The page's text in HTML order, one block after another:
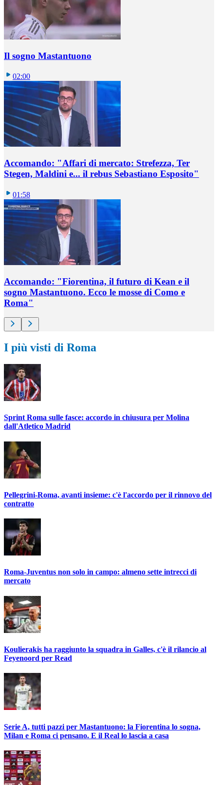
Il sogno Mastantuono
02:00
Accomando: "Affari di mercato: Strefezza, Ter
Stegen, Maldini e... il rebus Sebastiano Esposito"
01:58
Accomando: "Fiorentina, il futuro di Kean e il
sogno Mastantuono. Ecco le mosse di Como e
Roma"
I più visti di Roma
Sprint Roma sulle fasce: accordo in chiusura per Molina
dall'Atletico Madrid
Pellegrini-Roma, avanti insieme: c'è l'accordo per il rinnovo del
contratto
Roma-Juventus non solo in campo: almeno sette intrecci di
mercato
Koulierakis ha raggiunto la squadra in Galles, c'è il rilancio al
Feyenoord per Read
Serie A, tutti pazzi per Mastantuono: la Fiorentina lo sogna,
Milan e Roma ci pensano. E il Real lo lascia a casa